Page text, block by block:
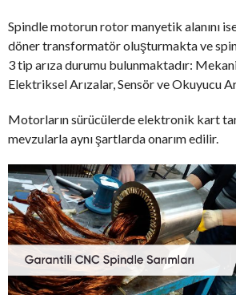
Spindle motorun rotor manyetik alanını
döner transformatör oluşturmakta ve
3 tip arıza durumu bulunmaktadır:
Elektriksel Arızalar, Sensör ve Okuyucu
Motorların sürücülerde elektronik kart
mevzularla aynı şartlarda onarım edilir.